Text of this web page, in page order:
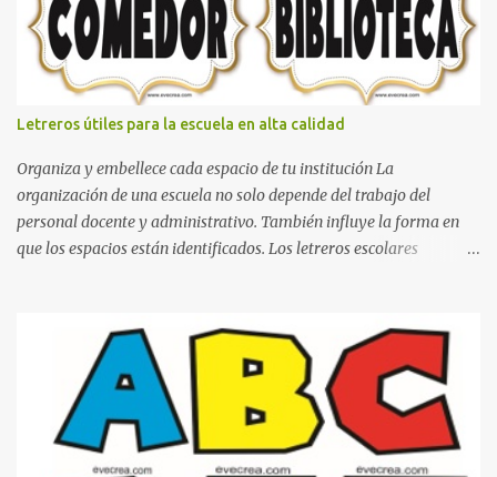
que se pueden hacer con gomas de coche
Letreros útiles para la escuela en alta calidad
Organiza y embellece cada espacio de tu institución La
organización de una escuela no solo depende del trabajo del
personal docente y administrativo. También influye la forma en
que los espacios están identificados. Los letreros escolares
decorativo que hace que la institución luzca más ordenada,
moderna y acogedora. Pensando en esta necesidad, he diseñado
una colección de letreros útiles para la escuela con un estilo
elegante, fácil de leer y listo para imprimir en alta calidad. Su
diseño busca combinar funcionalidad y estética, logrando que
cualquier institución educativa proyecte una imagen más